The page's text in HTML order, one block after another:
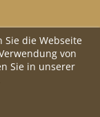
Sie die Webseite
von
Sie in unserer